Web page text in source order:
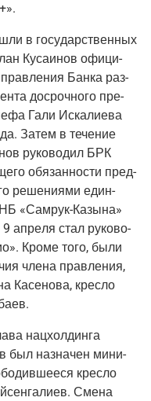
в госу­дар­ствен­ных
Куса­и­нов офи­ци­
Бан­ка раз­
досроч­но­го пре­
Гали Иска­ли­е­ва
Затем в тече­ние
руко­во­дил БРК
обя­зан­но­сти пред­
реше­ни­я­ми един­
«Самрук-Казы­на»
апре­ля стал руко­во­
Кро­ме того, были
чле­на прав­ле­ния,
Касе­но­ва, крес­ло
нац­хол­дин­га
был назна­чен мини­
крес­ло
Сме­на